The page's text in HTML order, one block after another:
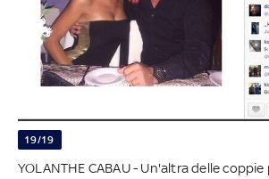
19/19
YOLANTHE CABAU - Un'altra delle